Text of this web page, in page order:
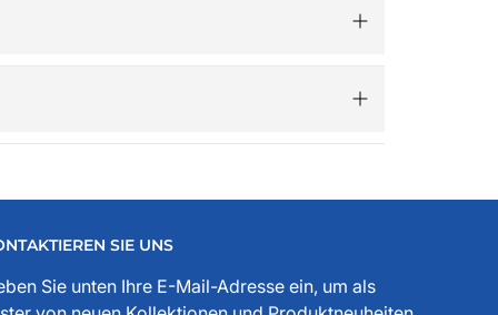
SIE UNS
Sie unten Ihre E-Mail-Adresse ein, um als